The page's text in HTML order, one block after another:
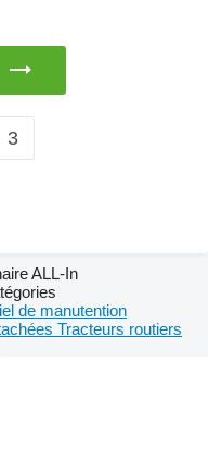
3
ALL-In
de manutention
Tracteurs routiers